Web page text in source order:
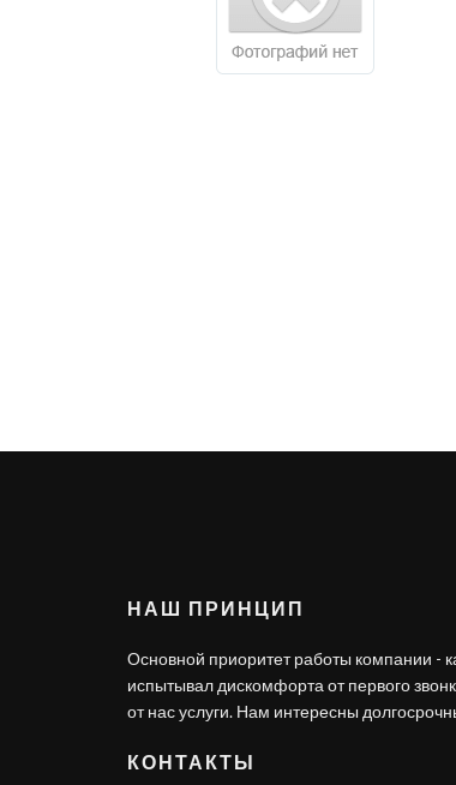
НАШ ПРИНЦИП
Основной приоритет работы компании -
испытывал дискомфорта от первого
от нас услуги. Нам интересны
КОНТАКТЫ